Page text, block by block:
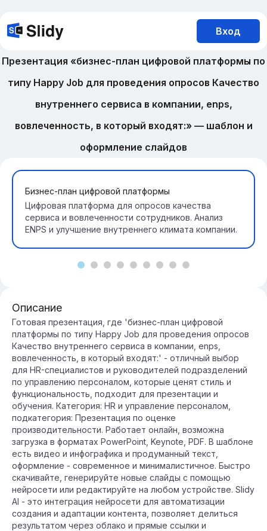
Вход
Презентация «бизнес-план цифровой платформы по
типу Happy Job для проведения опросов Качество
внутреннего сервиса в компании, enps,
вовлеченность, в который входят:» — шаблон и
оформление слайдов
Бизнес-план цифровой платформы
Цифровая платформа для опросов качества
сервиса и вовлеченности сотрудников. Анализ
ENPS и улучшение внутреннего климата компании.
Описание
Готовая презентация, где 'бизнес-план цифровой
платформы по типу Happy Job для проведения опросов
Качество внутреннего сервиса в компании, enps,
вовлеченность, в который входят:' - отличный выбор
для HR-специалистов и руководителей подразделений
по управлению персоналом, которые ценят стиль и
функциональность, подходит для презентации и
обучения. Категория: HR и управление персоналом,
подкатегория: Презентация по оценке
производительности. Работает онлайн, возможна
загрузка в форматах PowerPoint, Keynote, PDF. В шаблоне
есть видео и инфографика и продуманный текст,
оформление - современное и минималистичное. Быстро
скачивайте, генерируйте новые слайды с помощью
нейросети или редактируйте на любом устройстве. Slidy
AI - это интеграция нейросети для автоматизации
создания и адаптации контента, позволяет делиться
результатом через облако и прямые ссылки и